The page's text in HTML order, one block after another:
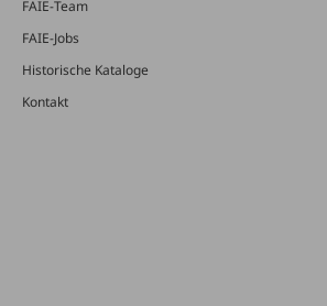
FAIE-Team
FAIE-Jobs
Historische Kataloge
Kontakt